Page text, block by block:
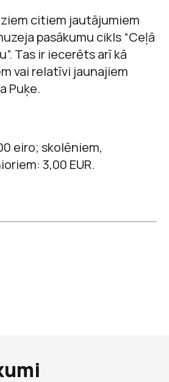
citiem jautājumiem
pasākumu cikls “Ceļā
Tas ir iecerēts arī kā
vai relatīvi jaunajiem
Puķe.
eiro; skolēniem,
3,00 EUR.